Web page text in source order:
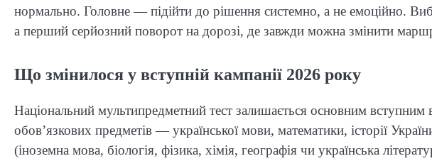
нормально. Головне — підійти до рішення системно, а не емоційно.
а перший серйозний поворот на дорозі, де завжди можна змінити
Що змінилося у вступній кампанії 2026 року
Національний мультипредметний тест залишається основним вступним
обов’язкових предметів — української мови, математики, історії
(іноземна мова, біологія, фізика, хімія, географія чи українська